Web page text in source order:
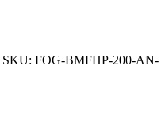
SKU: FOG-BMFHP-200-AN-